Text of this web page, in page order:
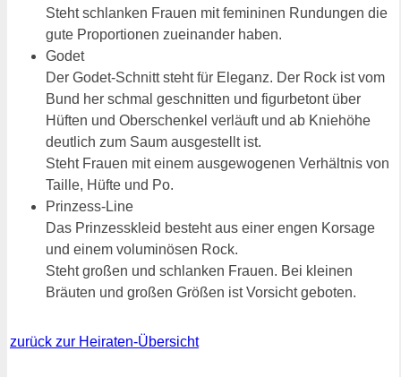
Steht schlanken Frauen mit femininen Rundungen die
gute Proportionen zueinander haben.
Godet
Der Godet-Schnitt steht für Eleganz. Der Rock ist vom
Bund her schmal geschnitten und figurbetont über
Hüften und Oberschenkel verläuft und ab Kniehöhe
deutlich zum Saum ausgestellt ist.
Steht Frauen mit einem ausgewogenen Verhältnis von
Taille, Hüfte und Po.
Prinzess-Line
Das Prinzesskleid besteht aus einer engen Korsage
und einem voluminösen Rock.
Steht großen und schlanken Frauen. Bei kleinen
Bräuten und großen Größen ist Vorsicht geboten.
zurück zur Heiraten-Übersicht